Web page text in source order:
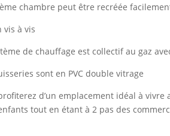
chambre peut être recréée
vis à vis
de chauffage est collectif au gaz
sont en PVC double vitrage
d’un emplacement idéal à
tout en étant à 2 pas des